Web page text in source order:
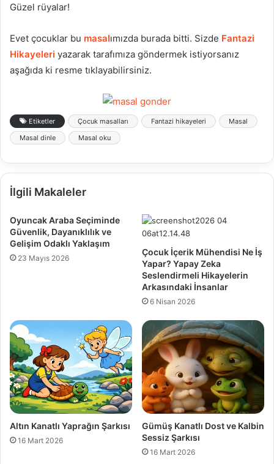
Güzel rüyalar!
Evet çocuklar bu masalımızda burada bitti. Sizde Fantazi
Hikayeleri yazarak tarafımıza göndermek istiyorsanız
aşağıda ki resme tıklayabilirsiniz.
Etiketler Çocuk masalları Fantazi hikayeleri
Masal
Masal dinle
Masal oku
İlgili Makaleler
Oyuncak Araba Seçiminde
Güvenlik, Dayanıklılık ve
Gelişim Odaklı Yaklaşım
23 Mayıs 2026
Çocuk İçerik Mühendisi Ne İş
Yapar? Yapay Zeka
Seslendirmeli Hikayelerin
Arkasındaki İnsanlar
6 Nisan 2026
Altın Kanatlı Yaprağın Şarkısı
16 Mart 2026
Gümüş Kanatlı Dost ve Kalbin
Sessiz Şarkısı
16 Mart 2026